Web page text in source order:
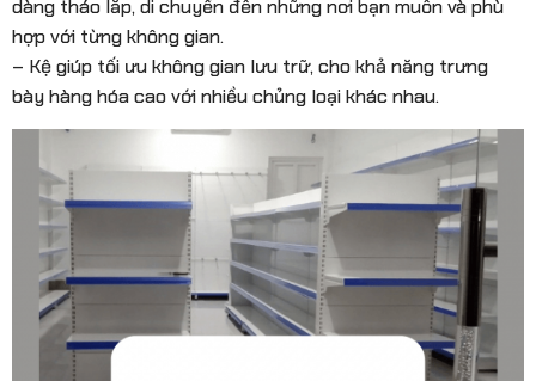
dàng tháo lắp, di chuyển đến những nơi bạn muốn và phù
hợp với từng không gian.
– Kệ giúp tối ưu không gian lưu trữ, cho khả năng trưng
bày hàng hóa cao với nhiều chủng loại khác nhau.